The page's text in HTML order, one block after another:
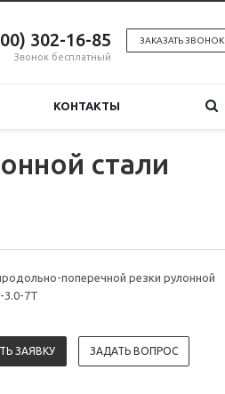
ЗАКАЗАТЬ ЗВОНОК
302-16-85
Звонок бесплатный
КОНТАКТЫ
стали
поперечной резки рулонной
3.0-7T
ЗАЯВКУ ЗАДАТЬ ВОПРОС